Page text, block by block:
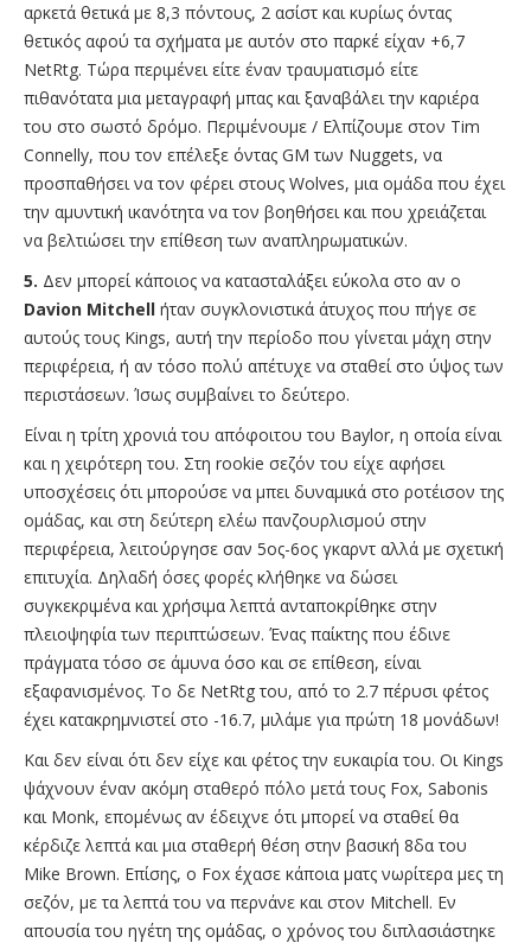
αρκετά θετικά με 8,3 πόντους, 2 ασίστ και κυρίως όντας
θετικός αφού τα σχήματα με αυτόν στο παρκέ είχαν +6,7
NetRtg. Τώρα περιμένει είτε έναν τραυματισμό είτε
πιθανότατα μια μεταγραφή μπας και ξαναβάλει την καριέρα
του στο σωστό δρόμο. Περιμένουμε / Ελπίζουμε στον Tim
Connelly, που τον επέλεξε όντας GM των Nuggets, να
προσπαθήσει να τον φέρει στους Wolves, μια ομάδα που έχει
την αμυντική ικανότητα να τον βοηθήσει και που χρειάζεται
να βελτιώσει την επίθεση των αναπληρωματικών.
5. Δεν μπορεί κάποιος να κατασταλάξει εύκολα στο αν ο
Davion Mitchell ήταν συγκλονιστικά άτυχος που πήγε σε
αυτούς τους Kings, αυτή την περίοδο που γίνεται μάχη στην
περιφέρεια, ή αν τόσο πολύ απέτυχε να σταθεί στο ύψος των
περιστάσεων. Ίσως συμβαίνει το δεύτερο.
Είναι η τρίτη χρονιά του απόφοιτου του Baylor, η οποία είναι
και η χειρότερη του. Στη rookie σεζόν του είχε αφήσει
υποσχέσεις ότι μπορούσε να μπει δυναμικά στο ροτέισον της
ομάδας, και στη δεύτερη ελέω πανζουρλισμού στην
περιφέρεια, λειτούργησε σαν 5ος-6ος γκαρντ αλλά με σχετική
επιτυχία. Δηλαδή όσες φορές κλήθηκε να δώσει
συγκεκριμένα και χρήσιμα λεπτά ανταποκρίθηκε στην
πλειοψηφία των περιπτώσεων. Ένας παίκτης που έδινε
πράγματα τόσο σε άμυνα όσο και σε επίθεση, είναι
εξαφανισμένος. Το δε NetRtg του, από το 2.7 πέρυσι φέτος
έχει κατακρημνιστεί στο -16.7, μιλάμε για πρώτη 18 μονάδων!
Και δεν είναι ότι δεν είχε και φέτος την ευκαιρία του. Οι Kings
ψάχνουν έναν ακόμη σταθερό πόλο μετά τους Fox, Sabonis
και Monk, επομένως αν έδειχνε ότι μπορεί να σταθεί θα
κέρδιζε λεπτά και μια σταθερή θέση στην βασική 8δα του
Mike Brown. Επίσης, ο Fox έχασε κάποια ματς νωρίτερα μες τη
σεζόν, με τα λεπτά του να περνάνε και στον Mitchell. Εν
απουσία του ηγέτη της ομάδας, ο χρόνος του διπλασιάστηκε